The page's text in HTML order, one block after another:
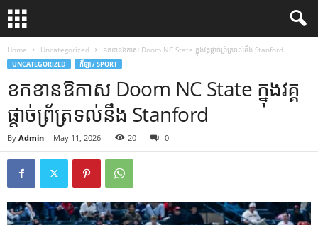
Home Uncategorized ខកខានឱកាស Doom NC State ក្នុងវគ្គផ្តាច់ព្រ័ត្រទល់នឹង Stanford
UNCATEGORIZED កីឡា / SPORT
ខកខានឱកាស Doom NC State ក្នុងវគ្គ
ផ្តាច់ព្រ័ត្រទល់នឹង Stanford
By Admin - May 11, 2026 20 0